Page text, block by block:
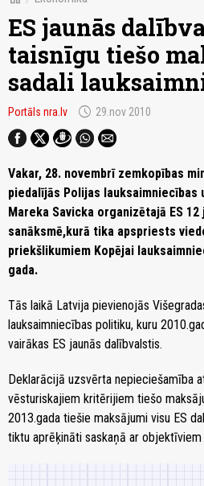
ES jaunās
taisnīgu tiešo
sadali
Portāls nra.lv schedule 29.nov 2010
Vakar, 28. novembrī zemkopības
piedalījās Polijas
Mareka Savicka organizētajā ES
sanāksmē,kurā tika apspriests
priekšlikumiem Kopējai
gada.
Tās laikā Latvija pievienojās
lauksaimniecības politiku, kuru
vairākas ES jaunās dalībvalstis.
Deklarācijā uzsvērta nepieciešamība
vēsturiskajiem kritērijiem tiešo
2013.gada tiešie maksājumi visu ES
tiktu aprēķināti saskaņā ar